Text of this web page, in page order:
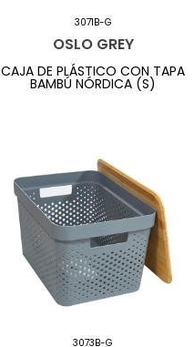
3071B-G
OSLO GREY
CAJA DE PLÁSTICO CON TAPA
BAMBÚ NÓRDICA (S)
3073B-G